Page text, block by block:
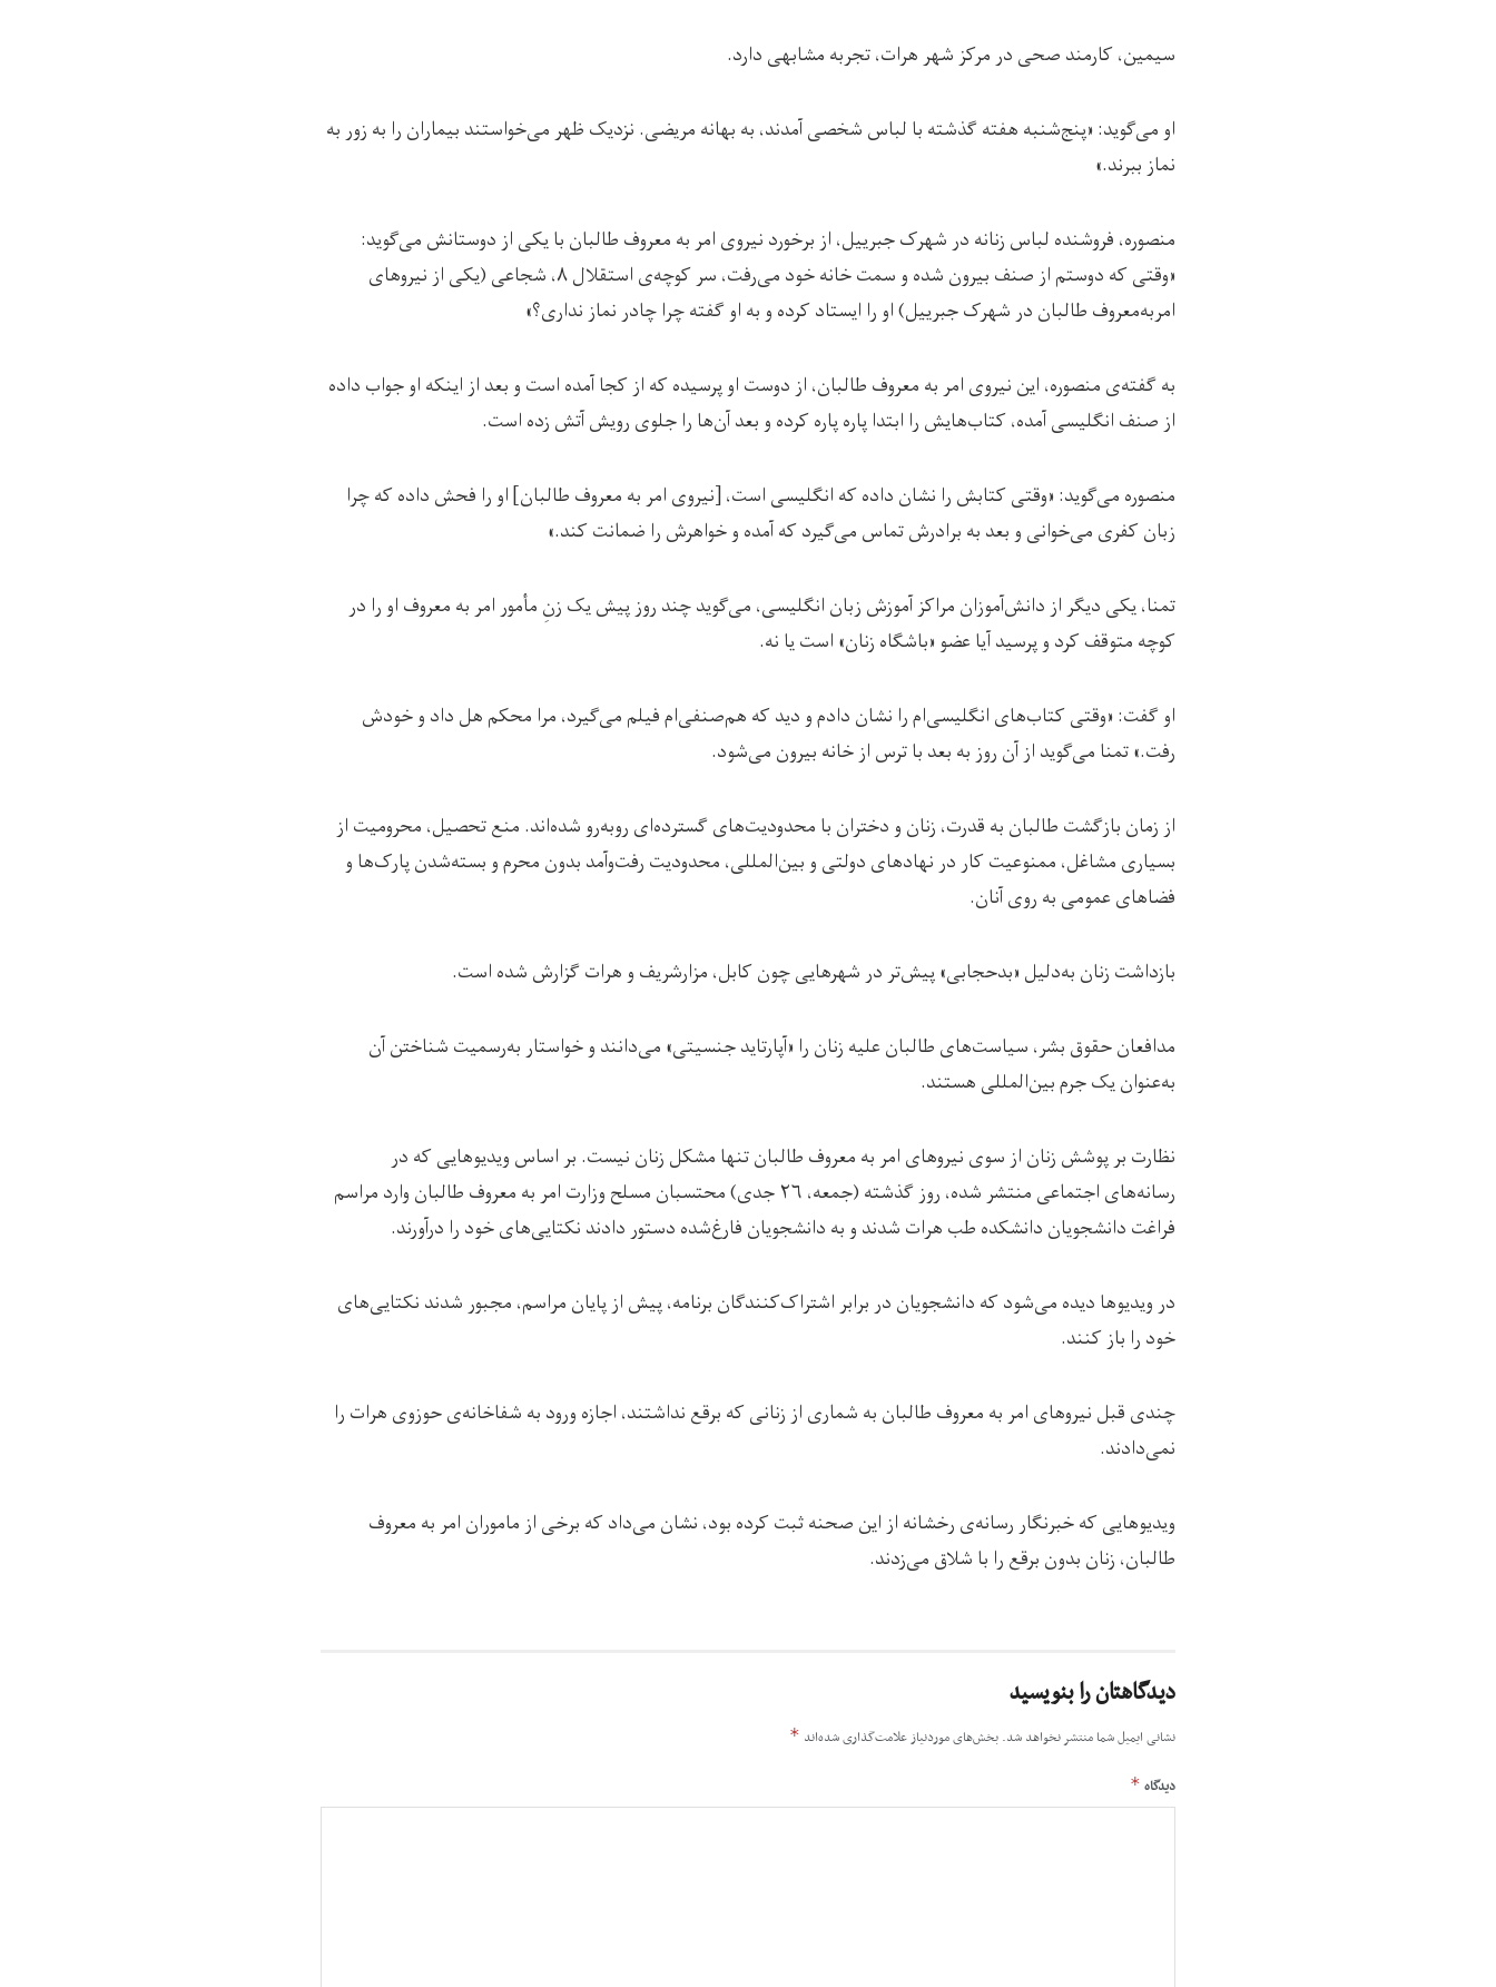
سیمین، کارمند صحی در مرکز شهر هرات، تجربه مشابهی دارد.
او می‌گوید: «پنج‌شنبه هفته گذشته با لباس شخصی آمدند، به بهانه مریضی. نزدیک ظهر می‌خواستند بیماران را به زور به
نماز ببرند.»
منصوره، فروشنده لباس زنانه در شهرک جبرییل، از برخورد نیروی امر به معروف طالبان با یکی از دوستانش می‌گوید:
«وقتی که دوستم از صنف بیرون شده و سمت خانه خود می‌رفت، سر کوچه‌ی استقلال ۸، شجاعی (یکی از نیروهای
امربه‌معروف طالبان در شهرک جبرییل) او را ایستاد کرده و به او گفته چرا چادر نماز نداری؟»
به گفته‌ی منصوره، این نیروی امر به معروف طالبان، از دوست او پرسیده که از کجا آمده است و بعد از اینکه او جواب داده
از صنف انگلیسی آمده، کتاب‌هایش را ابتدا پاره پاره کرده و بعد آن‌ها را جلوی رویش آتش زده است.
منصوره می‌گوید: «وقتی کتابش را نشان داده که انگلیسی است، [نیروی امر به معروف طالبان] او را فحش داده که چرا
زبان کفری می‌خوانی و بعد به برادرش تماس می‌گیرد که آمده و خواهرش را ضمانت کند.»
تمنا، یکی دیگر از دانش‌آموزان مراکز آموزش زبان انگلیسی، می‌گوید چند روز پیش یک زنِ مأمور امر به معروف او را در
کوچه متوقف کرد و پرسید آیا عضو «باشگاه زنان» است یا نه.
او گفت: «وقتی کتاب‌های انگلیسی‌ام را نشان دادم و دید که هم‌صنفی‌ام فیلم می‌گیرد، مرا محکم هل داد و خودش
رفت.» تمنا می‌گوید از آن روز به بعد با ترس از خانه بیرون می‌شود.
از زمان بازگشت طالبان به قدرت، زنان و دختران با محدودیت‌های گسترده‌ای روبه‌رو شده‌اند. منع تحصیل، محرومیت از
بسیاری مشاغل، ممنوعیت کار در نهادهای دولتی و بین‌المللی، محدودیت رفت‌وآمد بدون محرم و بسته‌شدن پارک‌ها و
فضاهای عمومی به روی آنان.
بازداشت زنان به‌دلیل «بدحجابی» پیش‌تر در شهرهایی چون کابل، مزارشریف و هرات گزارش شده است.
مدافعان حقوق بشر، سیاست‌های طالبان علیه زنان را «آپارتاید جنسیتی» می‌دانند و خواستار به‌رسمیت شناختن آن
به‌عنوان یک جرم بین‌المللی هستند.
نظارت بر پوشش زنان از سوی نیروهای امر به معروف طالبان تنها مشکل زنان نیست. بر اساس ویدیوهایی که در
رسانه‌های اجتماعی منتشر شده، روز گذشته (جمعه، ۲۶ جدی) محتسبان مسلح وزارت امر به معروف طالبان وارد مراسم
فراغت دانشجویان دانشکده طب هرات شدند و به دانشجویان فارغ‌شده دستور دادند نکتایی‌های خود را درآورند.
در ویدیوها دیده می‌شود که دانشجویان در برابر اشتراک‌کنندگان برنامه، پیش از پایان مراسم، مجبور شدند نکتایی‌های
خود را باز کنند.
چندی قبل نیروهای امر به معروف طالبان به شماری از زنانی که برقع نداشتند، اجازه ورود به شفاخانه‌ی حوزوی هرات را
نمی‌دادند.
ویدیوهایی که خبرنگار رسانه‌ی رخشانه از این صحنه ثبت کرده بود، نشان می‌داد که برخی از ماموران امر به معروف
طالبان، زنان بدون برقع را با شلاق می‌زدند.
دیدگاهتان را بنویسید
نشانی ایمیل شما منتشر نخواهد شد. بخش‌های موردنیاز علامت‌گذاری شده‌اند *
دیدگاه *